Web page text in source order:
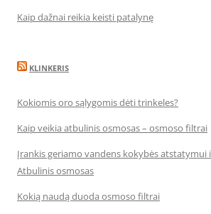
Kaip dažnai reikia keisti patalynę
KLINKERIS
Kokiomis oro sąlygomis dėti trinkeles?
Kaip veikia atbulinis osmosas – osmoso filtrai
Įrankis geriamo vandens kokybės atstatymui
Atbulinis osmosas
Kokią naudą duoda osmoso filtrai